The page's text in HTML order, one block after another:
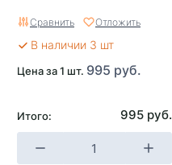
Сравнить Отложить
В наличии 3 шт
Цена за 1 шт. 995 руб.
Итого: 995 руб.